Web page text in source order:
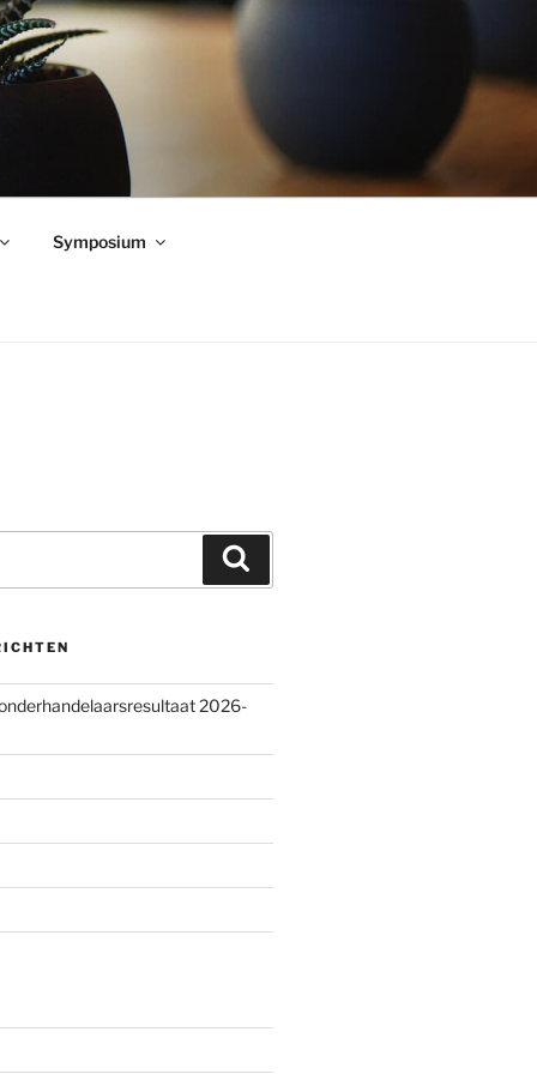
Symposium
2026-